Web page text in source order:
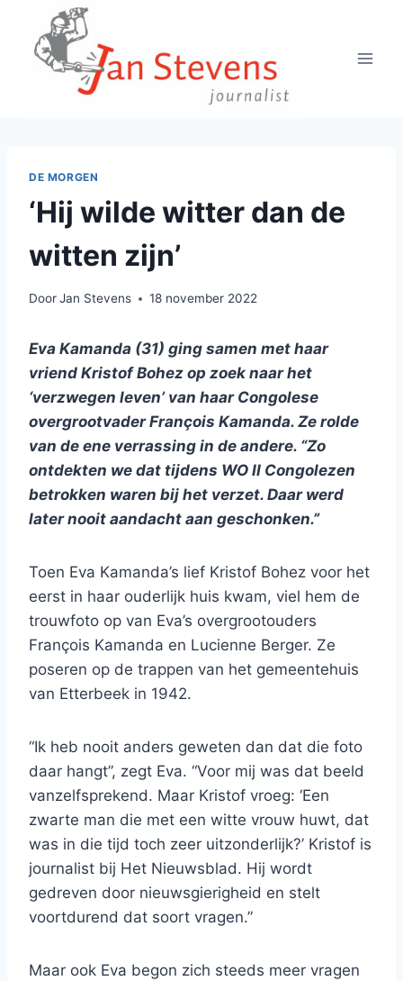
Doorgaan
inhoud
DE MORGEN
‘Hij wilde witter dan de
witten zijn’
DoorJan Stevens 18 november 2022
Eva Kamanda (31) ging samen met haar
vriend Kristof Bohez op zoek naar het
‘verzwegen leven’ van haar Congolese
overgrootvader François Kamanda. Ze rolde
van de ene verrassing in de andere. “Zo
ontdekten we dat tijdens WO II Congolezen
betrokken waren bij het verzet. Daar werd
later nooit aandacht aan geschonken.”
Toen Eva Kamanda’s lief Kristof Bohez voor het
eerst in haar ouderlijk huis kwam, viel hem de
trouwfoto op van Eva’s overgrootouders
François Kamanda en Lucienne Berger. Ze
poseren op de trappen van het gemeentehuis
van Etterbeek in 1942.
“Ik heb nooit anders geweten dan dat die foto
daar hangt”, zegt Eva. “Voor mij was dat beeld
vanzelfsprekend. Maar Kristof vroeg: ‘Een
zwarte man die met een witte vrouw huwt, dat
was in die tijd toch zeer uitzonderlijk?’ Kristof is
journalist bij Het Nieuwsblad. Hij wordt
gedreven door nieuwsgierigheid en stelt
voortdurend dat soort vragen.”
Maar ook Eva begon zich steeds meer vragen